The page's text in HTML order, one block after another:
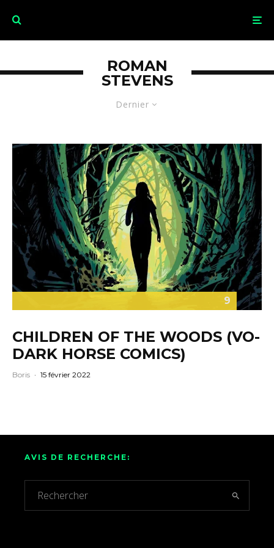
Dernier
ROMAN
STEVENS
9
CHILDREN OF THE WOODS (VO-
DARK HORSE COMICS)
Boris · 15 février 2022
AVIS DE RECHERCHE: